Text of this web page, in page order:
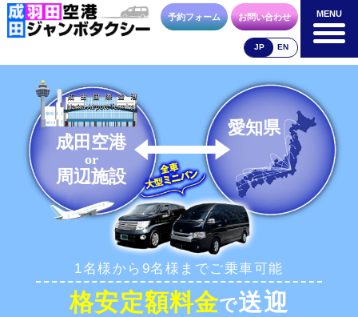
MENU
成田空港
料金表
空港送迎以外
料金表
車種・荷物 お支払方法 合流方法
お問合せ 予約フォーム
予約フォーム お問い合わせ
JP EN
MENU
成田空港
or
周辺施設
愛知県
1名様から9名様までご乗車可能
格安定額料金で送迎